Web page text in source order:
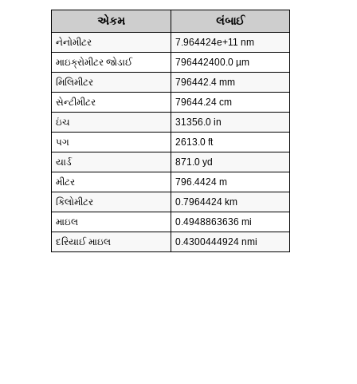
એકમ લંબાઈ
નેનોમીટર
7.964424e+11 nm
માઇક્રોમીટર જોડાઈ
796442400.0 µm
મિલિમીટર
796442.4 mm
સેન્ટીમીટર
79644.24 cm
ઇંચ
31356.0 in
પગ
2613.0 ft
યાર્ડ
871.0 yd
મીટર
796.4424 m
કિલોમીટર
0.7964424 km
માઇલ
0.4948863636 mi
દરિયાઈ માઇલ
0.4300444924 nmi